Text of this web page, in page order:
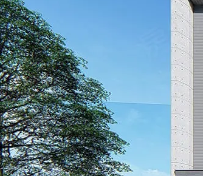
悦櫻悦家】，以自住者的心態，用對建築的